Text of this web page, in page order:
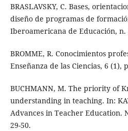
BRASLAVSKY, C. Bases,
diseño de programas de
Iberoamericana de Educación, n.
BROMME, R. Conocimientos
Enseñanza de las Ciencias, 6 (1),
BUCHMANN, M. The priority of
understanding in teaching. In:
Advances in Teacher Education.
29-50.